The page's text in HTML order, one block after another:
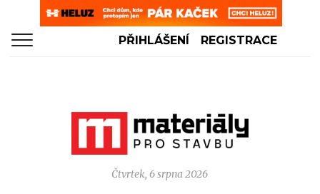
PŘIHLÁŠENÍ REGISTRACE
Čtvrtek, 6 srpna 2026